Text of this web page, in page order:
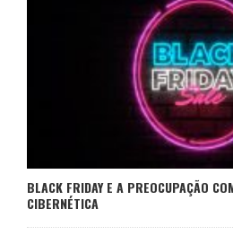
BLACK FRIDAY E A PREOCUPAÇÃO
CIBERNÉTICA